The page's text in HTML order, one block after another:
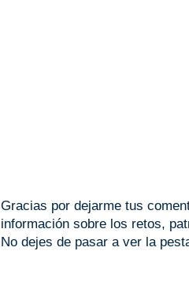
Gracias por dejarme tus
información sobre los retos,
No dejes de pasar a ver la